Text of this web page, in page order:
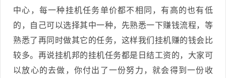
中心，每一种挂机任务单价都不相同，有高的也有低
的，自己可以选择其中一种，先熟悉一下赚钱流程，等
熟悉了再同时做其它的任务，这样我们挂机赚的钱会比
较多。再说挂机邦的挂机任务都是日结工资的，大家可
以放心的去做，你付出了一份努力，就会得到一份收